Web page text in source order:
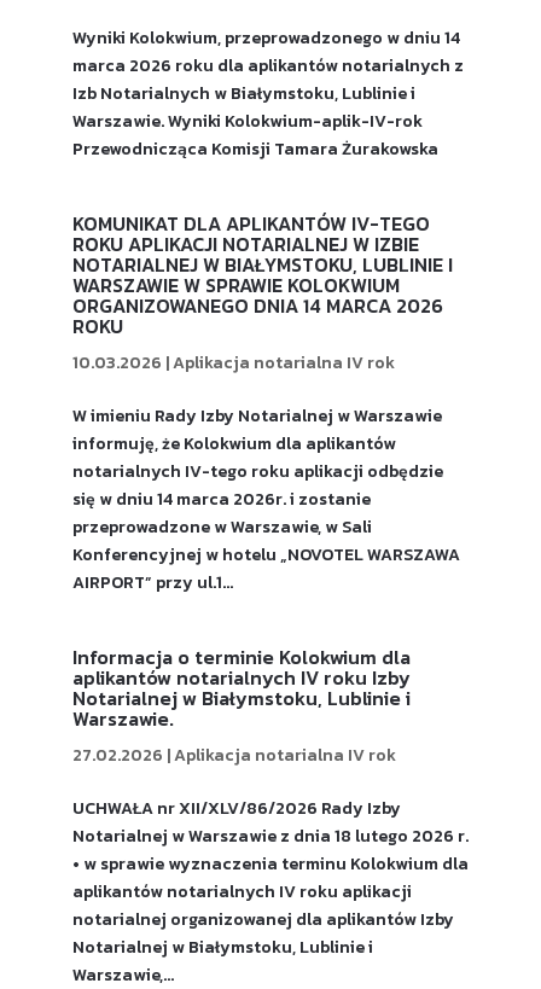
Wyniki Kolokwium, przeprowadzonego w dniu 14
marca 2026 roku dla aplikantów notarialnych z
Izb Notarialnych w Białymstoku, Lublinie i
Warszawie. Wyniki Kolokwium-aplik-IV-rok
Przewodnicząca Komisji Tamara Żurakowska
KOMUNIKAT DLA APLIKANTÓW IV-TEGO
ROKU APLIKACJI NOTARIALNEJ W IZBIE
NOTARIALNEJ W BIAŁYMSTOKU, LUBLINIE I
WARSZAWIE W SPRAWIE KOLOKWIUM
ORGANIZOWANEGO DNIA 14 MARCA 2026
ROKU
10.03.2026 |Aplikacja notarialna IV rok
W imieniu Rady Izby Notarialnej w Warszawie
informuję, że Kolokwium dla aplikantów
notarialnych IV-tego roku aplikacji odbędzie
się w dniu 14 marca 2026r. i zostanie
przeprowadzone w Warszawie, w Sali
Konferencyjnej w hotelu „NOVOTEL WARSZAWA
AIRPORT” przy ul.1...
Informacja o terminie Kolokwium dla
aplikantów notarialnych IV roku Izby
Notarialnej w Białymstoku, Lublinie i
Warszawie.
27.02.2026 |Aplikacja notarialna IV rok
UCHWAŁA nr XII/XLV/86/2026 Rady Izby
Notarialnej w Warszawie z dnia 18 lutego 2026 r.
• w sprawie wyznaczenia terminu Kolokwium dla
aplikantów notarialnych IV roku aplikacji
notarialnej organizowanej dla aplikantów Izby
Notarialnej w Białymstoku, Lublinie i
Warszawie,...